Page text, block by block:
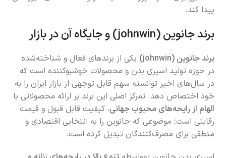
پیدا کند.
برند جانوین (johnwin) و جایگاه آن در بازار
برند جانوین (johnwin)
یکی از برندهای فعال و شناخته‌شده
در حوزه تولید اسپری بدن و محصولات خوشبوکننده است که
در سال‌های اخیر توانسته سهم قابل توجهی از بازار ایران را به
خود اختصاص دهد. تمرکز اصلی این برند بر ارائه محصولاتی با
الهام از رایحه‌های محبوب جهانی، کیفیت قابل قبول و قیمت
رقابتی است؛ موضوعی که جانوین را به انتخابی اقتصادی و
منطقی برای مصرف‌کنندگان تبدیل کرده است.